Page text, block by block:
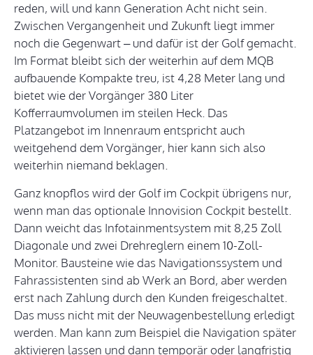
reden, will und kann Generation Acht nicht sein.
Zwischen Vergangenheit und Zukunft liegt immer
noch die Gegenwart – und dafür ist der Golf gemacht.
Im Format bleibt sich der weiterhin auf dem MQB
aufbauende Kompakte treu, ist 4,28 Meter lang und
bietet wie der Vorgänger 380 Liter
Kofferraumvolumen im steilen Heck. Das
Platzangebot im Innenraum entspricht auch
weitgehend dem Vorgänger, hier kann sich also
weiterhin niemand beklagen.
Ganz knopflos wird der Golf im Cockpit übrigens nur,
wenn man das optionale Innovision Cockpit bestellt.
Dann weicht das Infotainmentsystem mit 8,25 Zoll
Diagonale und zwei Drehreglern einem 10-Zoll-
Monitor. Bausteine wie das Navigationssystem und
Fahrassistenten sind ab Werk an Bord, aber werden
erst nach Zahlung durch den Kunden freigeschaltet.
Das muss nicht mit der Neuwagenbestellung erledigt
werden. Man kann zum Beispiel die Navigation später
aktivieren lassen und dann temporär oder langfristig